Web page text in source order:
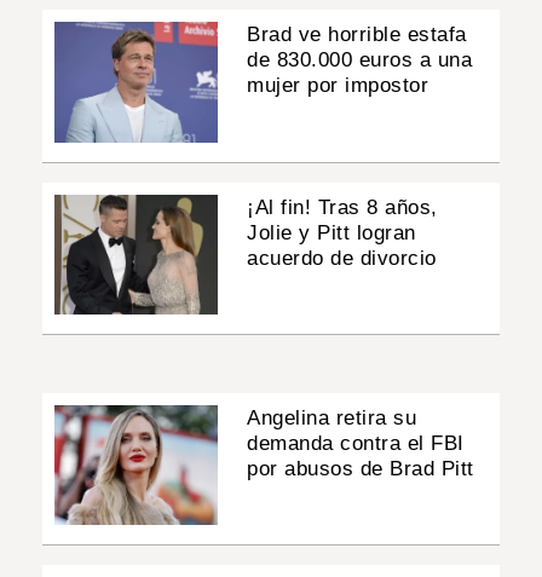
Brad ve horrible estafa
de 830.000 euros a una
mujer por impostor
¡Al fin! Tras 8 años,
Jolie y Pitt logran
acuerdo de divorcio
Angelina retira su
demanda contra el FBI
por abusos de Brad Pitt